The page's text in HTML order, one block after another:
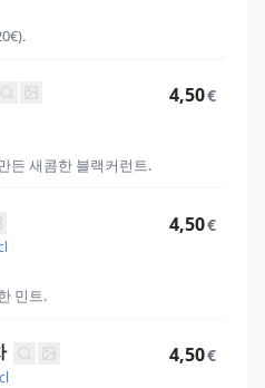
든 새콤한 블랙커런트.
4,50€
민트.
4,50€
4,50€